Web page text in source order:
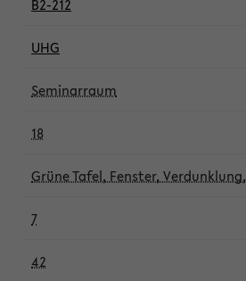
B2-212
UHG
Seminarraum
18
Grüne Tafel, Fenster,
7
42